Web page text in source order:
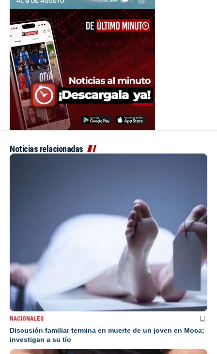
Noticias relacionadas
NACIONALES
Discusión familiar termina en muerte de un joven en Moca;
investigan a su tío